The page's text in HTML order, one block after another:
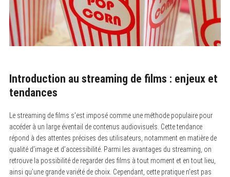
Introduction au streaming de films : enjeux et
tendances
Le streaming de films s’est imposé comme une méthode populaire pour
accéder à un large éventail de contenus audiovisuels. Cette tendance
répond à des attentes précises des utilisateurs, notamment en matière de
qualité d’image et d’accessibilité. Parmi les avantages du streaming, on
retrouve la possibilité de regarder des films à tout moment et en tout lieu,
ainsi qu’une grande variété de choix. Cependant, cette pratique n’est pas